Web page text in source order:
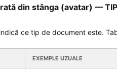
din stânga (avatar) —
ce tip de document este.
EXEMPLE UZUALE